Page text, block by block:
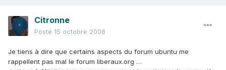
Citronne
Posté 15 octobre 2008
Je tiens à dire que certains aspects du forum ubuntu me
rappellent pas mal le forum liberaux.org …